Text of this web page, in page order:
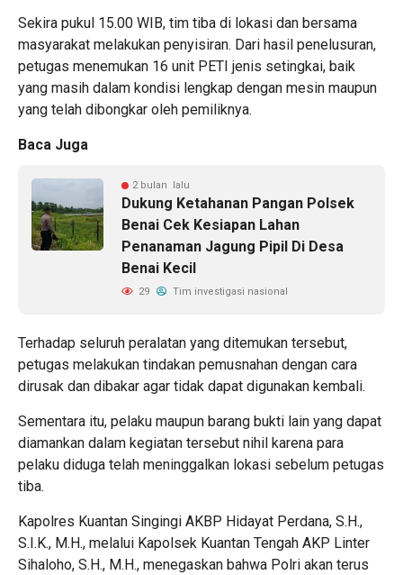
Sekira pukul 15.00 WIB, tim tiba di lokasi dan bersama
masyarakat melakukan penyisiran. Dari hasil penelusuran,
petugas menemukan 16 unit PETI jenis setingkai, baik
yang masih dalam kondisi lengkap dengan mesin maupun
yang telah dibongkar oleh pemiliknya.
Baca Juga
2 bulan lalu
Dukung Ketahanan Pangan Polsek
Benai Cek Kesiapan Lahan
Penanaman Jagung Pipil Di Desa
Benai Kecil
29 Tim investigasi nasional
Terhadap seluruh peralatan yang ditemukan tersebut,
petugas melakukan tindakan pemusnahan dengan cara
dirusak dan dibakar agar tidak dapat digunakan kembali.
Sementara itu, pelaku maupun barang bukti lain yang dapat
diamankan dalam kegiatan tersebut nihil karena para
pelaku diduga telah meninggalkan lokasi sebelum petugas
tiba.
Kapolres Kuantan Singingi AKBP Hidayat Perdana, S.H.,
S.I.K., M.H., melalui Kapolsek Kuantan Tengah AKP Linter
Sihaloho, S.H., M.H., menegaskan bahwa Polri akan terus